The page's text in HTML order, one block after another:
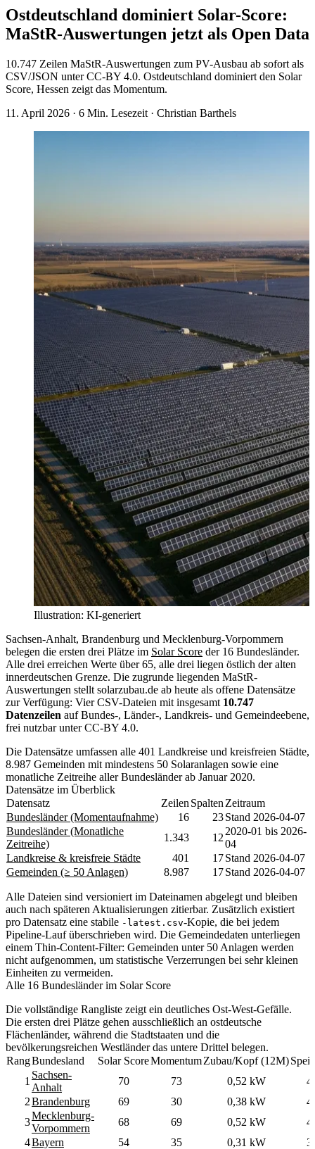
Ostdeutschland dominiert Solar-Score:
MaStR-Auswertungen jetzt als Open Data
10.747 Zeilen MaStR-Auswertungen zum PV-Ausbau ab sofort als
CSV/JSON unter CC-BY 4.0. Ostdeutschland dominiert den Solar
Score, Hessen zeigt das Momentum.
11. April 2026 · 6 Min. Lesezeit · Christian Barthels
Illustration: KI-generiert
Sachsen-Anhalt, Brandenburg und Mecklenburg-Vorpommern
belegen die ersten drei Plätze im Solar Score der 16 Bundesländer.
Alle drei erreichen Werte über 65, alle drei liegen östlich der alten
innerdeutschen Grenze. Die zugrunde liegenden MaStR-
Auswertungen stellt solarzubau.de ab heute als offene Datensätze
zur Verfügung: Vier CSV-Dateien mit insgesamt 10.747
Datenzeilen auf Bundes-, Länder-, Landkreis- und Gemeindeebene,
frei nutzbar unter CC-BY 4.0.
Die Datensätze umfassen alle 401 Landkreise und kreisfreien Städte,
8.987 Gemeinden mit mindestens 50 Solaranlagen sowie eine
monatliche Zeitreihe aller Bundesländer ab Januar 2020.
Datensätze im Überblick
Datensatz
Zeilen Spalten Zeitraum
Bundesländer (Momentaufnahme)
16 23Stand 2026-04-07
Bundesländer (Monatliche
Zeitreihe)
1.343 12
2020-01 bis 2026-
04
Landkreise & kreisfreie Städte
401 17Stand 2026-04-07
Gemeinden (≥ 50 Anlagen)
8.987 17Stand 2026-04-07
Alle Dateien sind versioniert im Dateinamen abgelegt und bleiben
auch nach späteren Aktualisierungen zitierbar. Zusätzlich existiert
pro Datensatz eine stabile -latest.csv-Kopie, die bei jedem
Pipeline-Lauf überschrieben wird. Die Gemeindedaten unterliegen
einem Thin-Content-Filter: Gemeinden unter 50 Anlagen werden
nicht aufgenommen, um statistische Verzerrungen bei sehr kleinen
Einheiten zu vermeiden.
Alle 16 Bundesländer im Solar Score
Die vollständige Rangliste zeigt ein deutliches Ost-West-Gefälle.
Die ersten drei Plätze gehen ausschließlich an ostdeutsche
Flächenländer, während die Stadtstaaten und die
bevölkerungsreichen Westländer das untere Drittel belegen.
RangBundesland Solar ScoreMomentumZubau/Kopf (12M)
1
Sachsen-
Anhalt
70 73 0,52 kW
2Brandenburg 69 30 0,38 kW
3
Mecklenburg-
Vorpommern
68 69 0,52 kW
4Bayern 54 35 0,31 kW